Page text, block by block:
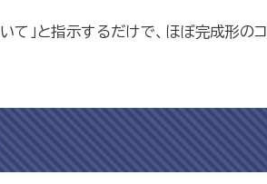
」と指示するだけで、ほぼ完成形のコ